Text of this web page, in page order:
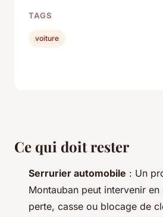
Ce qui doit rester
Serrurier automobile : Un
Montauban peut intervenir
perte, casse ou blocage de
TAGS
voiture